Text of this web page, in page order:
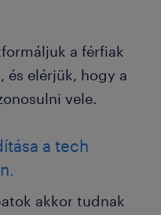
a férfiak
és elérjük, hogy a
vele.
a tech
akkor tudnak